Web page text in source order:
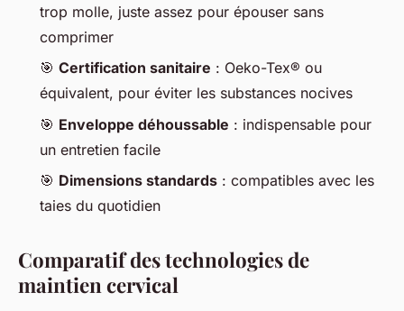
trop molle, juste assez pour épouser sans
comprimer
🎯 Certification sanitaire : Oeko-Tex® ou
équivalent, pour éviter les substances nocives
🎯 Enveloppe déhoussable : indispensable pour
un entretien facile
🎯 Dimensions standards : compatibles avec les
taies du quotidien
Comparatif des technologies de
maintien cervical